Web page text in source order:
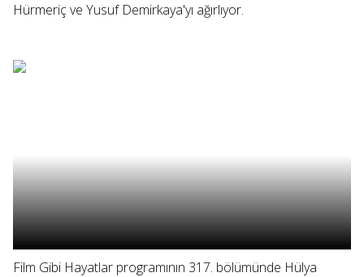
Hürmeriç ve Yusuf Demirkaya'yı ağırlıyor.
Film Gibi Hayatlar programının 317. bölümünde Hülya